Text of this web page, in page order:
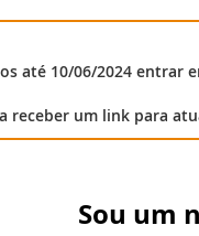
até 10/06/2024 entrar
receber um link para
Sou um